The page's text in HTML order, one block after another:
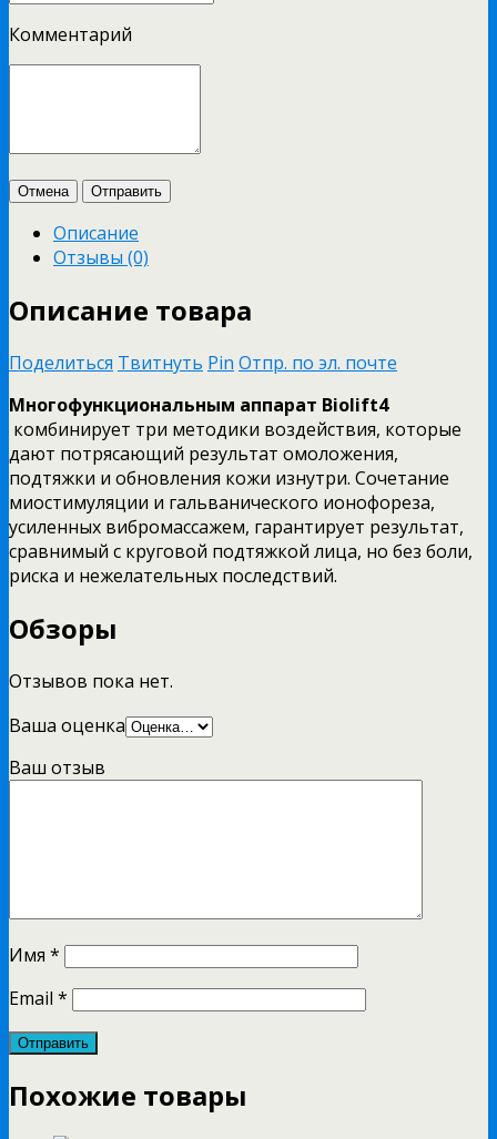
Комментарий
Отмена Отправить
Описание
Отзывы (0)
Описание товара
Поделиться Твитнуть Pin Отпр. по эл. почте
Многофункциональным аппарат Biolift4
комбинирует три методики воздействия, которые
дают потрясающий результат омоложения,
подтяжки и обновления кожи изнутри. Сочетание
миостимуляции и гальванического ионофореза,
усиленных вибромассажем, гарантирует результат,
сравнимый с круговой подтяжкой лица, но без боли,
риска и нежелательных последствий.
Обзоры
Отзывов пока нет.
Ваша оценка
Ваш отзыв
Имя *
Email *
Похожие товары